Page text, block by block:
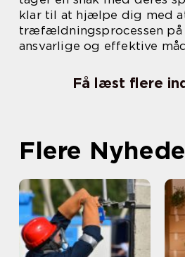
klar til at hjælpe dig med
træfældningsprocessen på
ansvarlige og effektive
Få læst flere
Flere